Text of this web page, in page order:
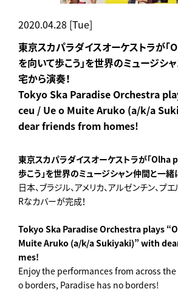
2020.04.28 [Tue]
東京スカパラダイスオーケストラが
を向いて歩こう」を世界のミュージシ
宅から演奏！
Tokyo Ska Paradise Orchestra
ceu / Ue o Muite Aruko (a/k/a
dear friends from homes!
東京スカパラダイスオーケストラが「Olha
歩こう」を世界のミュージシャン仲間と一緒
日本、ブラジル、アメリカ、アルゼンチン、プ
Rなカバーが完成！
Tokyo Ska Paradise Orchestra plays
Muite Aruko (a/k/a Sukiyaki)” with
mes!
Enjoy the performances from across
o borders, Paradise has no borders!